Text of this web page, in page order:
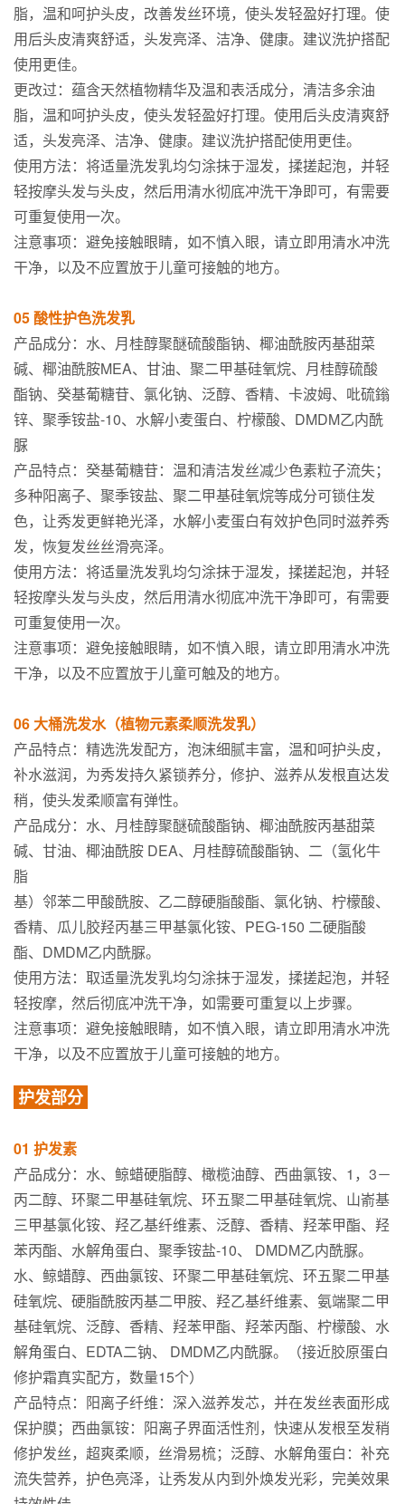
脂，温和呵护头皮，改善发丝环境，使头发轻盈好打理。使
用后头皮清爽舒适，头发亮泽、洁净、健康。建议洗护搭配
使用更佳。
更改过：蕴含天然植物精华及温和表活成分，清洁多余油
脂，温和呵护头皮，使头发轻盈好打理。使用后头皮清爽舒
适，头发亮泽、洁净、健康。建议洗护搭配使用更佳。
使用方法：将适量洗发乳均匀涂抹于湿发，揉搓起泡，并轻
轻按摩头发与头皮，然后用清水彻底冲洗干净即可，有需要
可重复使用一次。
注意事项：避免接触眼睛，如不慎入眼，请立即用清水冲洗
干净，以及不应置放于儿童可接触的地方。
05 酸性护色洗发乳
产品成分：水、月桂醇聚醚硫酸酯钠、椰油酰胺丙基甜菜
碱、椰油酰胺MEA、甘油、聚二甲基硅氧烷、月桂醇硫酸
酯钠、癸基葡糖苷、氯化钠、泛醇、香精、卡波姆、吡硫鎓
锌、聚季铵盐-10、水解小麦蛋白、柠檬酸、DMDM乙内酰
脲
产品特点：癸基葡糖苷：温和清洁发丝减少色素粒子流失；
多种阳离子、聚季铵盐、聚二甲基硅氧烷等成分可锁住发
色，让秀发更鲜艳光泽，水解小麦蛋白有效护色同时滋养秀
发，恢复发丝丝滑亮泽。
使用方法：将适量洗发乳均匀涂抹于湿发，揉搓起泡，并轻
轻按摩头发与头皮，然后用清水彻底冲洗干净即可，有需要
可重复使用一次。
注意事项：避免接触眼睛，如不慎入眼，请立即用清水冲洗
干净，以及不应置放于儿童可触及的地方。
06 大桶洗发水（植物元素柔顺洗发乳）
产品特点：精选洗发配方，泡沫细腻丰富，温和呵护头皮，
补水滋润，为秀发持久紧锁养分，修护、滋养从发根直达发
稍，使头发柔顺富有弹性。
产品成分：水、月桂醇聚醚硫酸酯钠、椰油酰胺丙基甜菜
碱、甘油、椰油酰胺 DEA、月桂醇硫酸酯钠、二（氢化牛
脂
基）邻苯二甲酸酰胺、乙二醇硬脂酸酯、氯化钠、柠檬酸、
香精、瓜儿胶羟丙基三甲基氯化铵、PEG-150 二硬脂酸
酯、DMDM乙内酰脲。
使用方法：取适量洗发乳均匀涂抹于湿发，揉搓起泡，并轻
轻按摩，然后彻底冲洗干净，如需要可重复以上步骤。
注意事项：避免接触眼睛，如不慎入眼，请立即用清水冲洗
干净，以及不应置放于儿童可接触的地方。
护发部分
01 护发素
产品成分：水、鲸蜡硬脂醇、橄榄油醇、西曲氯铵、1，3－
丙二醇、环聚二甲基硅氧烷、环五聚二甲基硅氧烷、山嵛基
三甲基氯化铵、羟乙基纤维素、泛醇、香精、羟苯甲酯、羟
苯丙酯、水解角蛋白、聚季铵盐-10、 DMDM乙内酰脲。
水、鲸蜡醇、西曲氯铵、环聚二甲基硅氧烷、环五聚二甲基
硅氧烷、硬脂酰胺丙基二甲胺、羟乙基纤维素、氨端聚二甲
基硅氧烷、泛醇、香精、羟苯甲酯、羟苯丙酯、柠檬酸、水
解角蛋白、EDTA二钠、 DMDM乙内酰脲。（接近胶原蛋白
修护霜真实配方，数量15个）
产品特点：阳离子纤维：深入滋养发芯，并在发丝表面形成
保护膜；西曲氯铵：阳离子界面活性剂，快速从发根至发稍
修护发丝，超爽柔顺，丝滑易梳；泛醇、水解角蛋白：补充
流失营养，护色亮泽，让秀发从内到外焕发光彩，完美效果